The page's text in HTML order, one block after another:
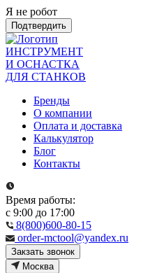
Я не робот
Подтвердить
ИНСТРУМЕНТ
И ОСНАСТКА
ДЛЯ СТАНКОВ
Бренды
О компании
Оплата и доставка
Калькулятор
Блог
Контакты
Время работы:
с 9:00 до 17:00
8(800)600-80-15
order-mctool@yandex.ru
Закзать звонок
Москва